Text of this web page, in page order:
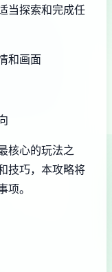
当探索和完成任
和画面
核心的玩法之
技巧，本攻略将
。